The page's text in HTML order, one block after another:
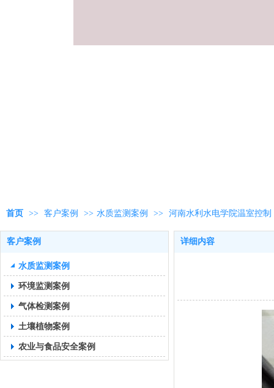
首页 >> 客户案例 >> 水质监测案例 >> 河南水利水电学院温室控制
客户案例
水质监测案例
环境监测案例
气体检测案例
土壤植物案例
农业与食品安全案例
详细内容